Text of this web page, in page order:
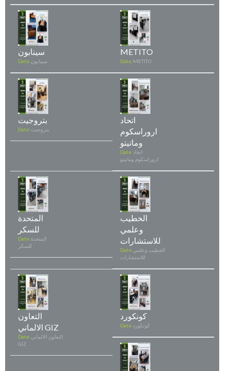
سينابون
Date:سينابون
METITO
Date:METITO
بتروجيت
Date:بتروجيت
اتحاد
اروراسكوم
وماتيتو
Date: اتحاد
اروراسكوم وماتيتو
المتحدة
للسكر
Date:المتحدة
للسكر
الخطيب
وعلمي
للاستشارات
Date:الخطيب وعلمي
للاستشارات
التعاون
الالماني GIZ
Date:التعاون الالماني
GIZ
كونكورد
Date: كونكورد